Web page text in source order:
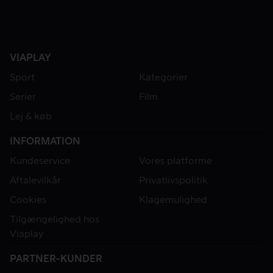
VIAPLAY
Sport
Kategorier
Serier
Film
Lej & køb
INFORMATION
Kundeservice
Vores platforme
Aftalevilkår
Privatlivspolitik
Cookies
Klagemulighed
Tilgængelighed hos
Viaplay
PARTNER-KUNDER